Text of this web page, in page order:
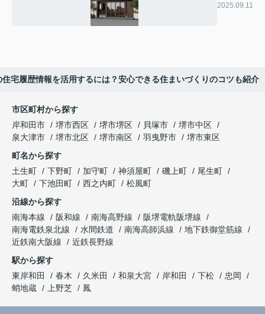
2025.09.11
住宅履歴情報を活用するには？安心できる住まいづくりのコツも紹介
市区町村から探す
岸和田市
堺市西区 堺市堺区 貝塚市
堺市中区
泉大津市
堺市北区 堺市南区 羽曳野市
堺市東区
町名から探す
土生町
下野町 加守町 神須屋町 磯上町
尾生町
大町
下池田町 西之内町
松風町
沿線から探す
南海本線
阪和線 南海高野線
阪堺電軌阪堺線
南海電鉄泉北線
水間鉄道 南海高師浜線
地下鉄御堂筋線
近鉄南大阪線
近鉄長野線
駅から探す
東岸和田
春木 久米田 和泉大宮 岸和田 下松
忠岡
蛸地蔵
上野芝 鳳